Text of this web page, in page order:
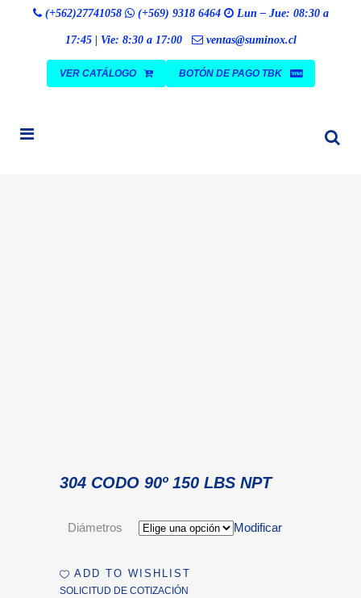
(+562)27741058 (+569) 9318 6464 Lun – Jue: 08:30 a
17:45 | Vie: 8:30 a 17:00 ventas@suminox.cl
VER CATÁLOGO BOTÓN DE PAGO TBK
304 CODO 90º 150 LBS NPT
Diámetros Modificar
ADD TO WISHLIST
SOLICITUD DE COTIZACIÓN
de
BUSCAR